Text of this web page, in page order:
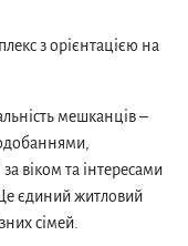
з орієнтацією на
мешканців –
віком та інтересами
єдиний житловий
сімей.